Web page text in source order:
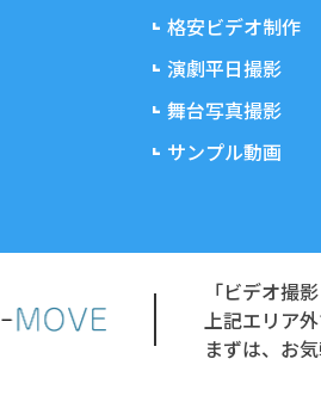
格安ビデオ制作
演劇平日撮影
舞台写真撮影
サンプル動画
「ビデオ撮
上記エリア
まずは、お